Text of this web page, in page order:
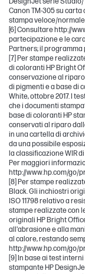
Canon TM-305 su
stampa veloce/
[6] Consultare http://
partecipazione e le
Partners; il
[7] Per stampe
di coloranti HP Bright
conservazione al
di pigmenti e a base di
White, ottobre 2017. I
che i documenti
base di coloranti HP
conservati al riparo
in una cartella di
da una possibile
la classificazione WIR
Per maggiori
http://www.hp.com/go/
[8] Per stampe
Black. Gli inchiostri
ISO 11798 relativo a
stampe realizzate con
originali HP Bright
all'abrasione e alla
al calore, restando
http://www.hp.com/go/
[9] In base ai test
stampante HP